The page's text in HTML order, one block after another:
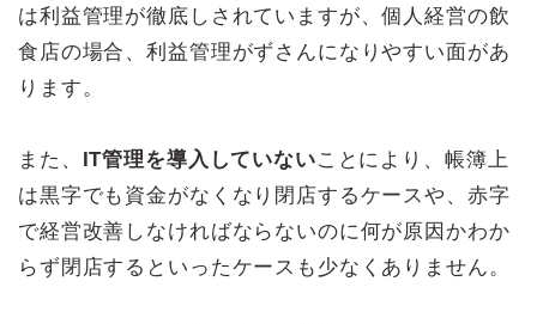
は利益管理が徹底しされていますが、個人経営の飲
食店の場合、利益管理がずさんになりやすい面があ
ります。
また、 IT管理を導入していないことにより、帳簿上
は黒字でも資金がなくなり閉店するケースや、赤字
で経営改善しなければならないのに何が原因かわか
らず閉店するといったケースも少なくありません。